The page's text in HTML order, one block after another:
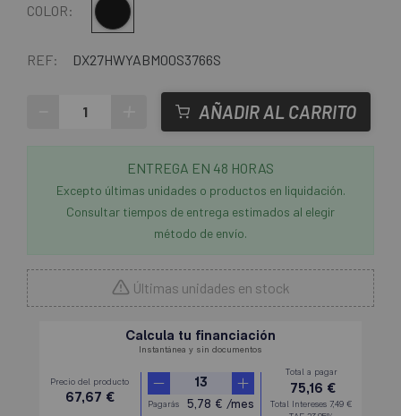
COLOR: Negro
REF: DX27HWYABM00S3766S
AÑADIR AL CARRITO
ENTREGA EN 48 HORAS
Excepto últimas unidades o productos en liquidación.
Consultar tiempos de entrega estimados al elegir
método de envío.
Últimas unidades en stock